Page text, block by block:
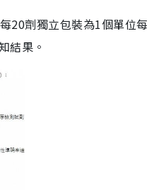
20劑獨立包裝為1個單位
結果。